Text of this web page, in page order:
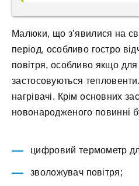
Малюки, що з’явилися на
період, особливо гостро
повітря, особливо якщо для
застосовуються
нагрівачі. Крім основних
новонародженого повинні
цифровий термометр
зволожувач повітря;